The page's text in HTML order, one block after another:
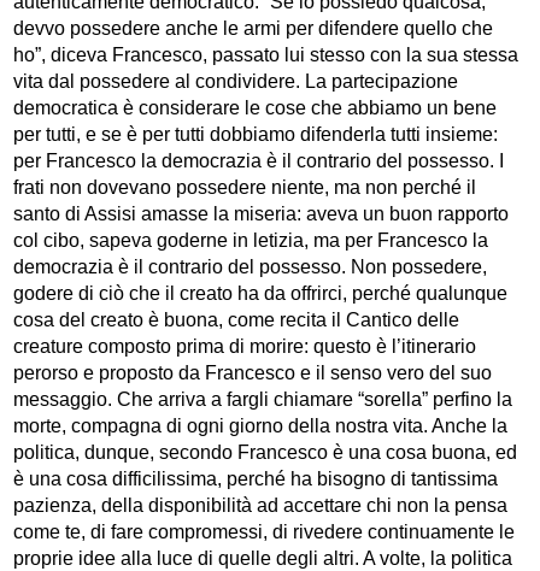
devvo possedere anche le armi per difendere quello che
ho”, diceva Francesco, passato lui stesso con la sua stessa
vita dal possedere al condividere. La partecipazione
democratica è considerare le cose che abbiamo un bene
per tutti, e se è per tutti dobbiamo difenderla tutti insieme:
per Francesco la democrazia è il contrario del possesso. I
frati non dovevano possedere niente, ma non perché il
santo di Assisi amasse la miseria: aveva un buon rapporto
col cibo, sapeva goderne in letizia, ma per Francesco la
democrazia è il contrario del possesso. Non possedere,
godere di ciò che il creato ha da offrirci, perché qualunque
cosa del creato è buona, come recita il Cantico delle
creature composto prima di morire: questo è l’itinerario
perorso e proposto da Francesco e il senso vero del suo
messaggio. Che arriva a fargli chiamare “sorella” perfino la
morte, compagna di ogni giorno della nostra vita. Anche la
politica, dunque, secondo Francesco è una cosa buona, ed
è una cosa difficilissima, perché ha bisogno di tantissima
pazienza, della disponibilità ad accettare chi non la pensa
come te, di fare compromessi, di rivedere continuamente le
proprie idee alla luce di quelle degli altri. A volte, la politica